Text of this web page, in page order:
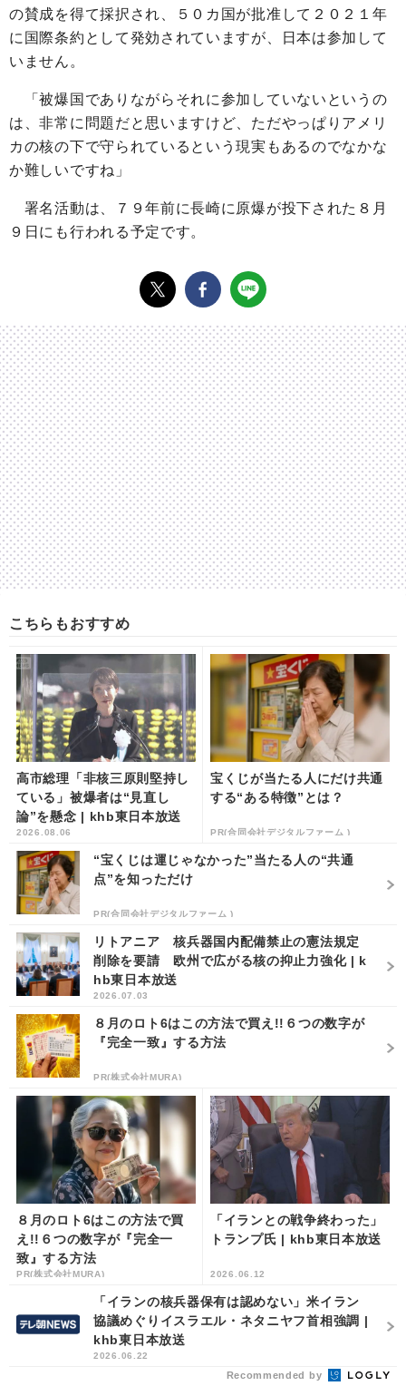
の賛成を得て採択され、５０カ国が批准して２０２１年
に国際条約として発効されていますが、日本は参加して
いません。
「被爆国でありながらそれに参加していないというの
は、非常に問題だと思いますけど、ただやっぱりアメリ
カの核の下で守られているという現実もあるのでなかな
か難しいですね」
署名活動は、７９年前に長崎に原爆が投下された８月
９日にも行われる予定です。
こちらもおすすめ
高市総理「非核三原則堅持し
ている」被爆者は“見直し
論”を懸念 | khb東日本放送
2026.08.06
宝くじが当たる人にだけ共通
する“ある特徴”とは？
PR(合同会社デジタルファーム )
“宝くじは運じゃなかった”当たる人の“共通
点”を知っただけ
PR(合同会社デジタルファーム )
リトアニア 核兵器国内配備禁止の憲法規定
削除を要請 欧州で広がる核の抑止力強化 | k
hb東日本放送
2026.07.03
８月のロト6はこの方法で買え!!６つの数字が
『完全一致』する方法
PR(株式会社MURA)
８月のロト6はこの方法で買
え!!６つの数字が『完全一
致』する方法
PR(株式会社MURA)
「イランとの戦争終わった」
トランプ氏 | khb東日本放送
2026.06.12
「イランの核兵器保有は認めない」米イラン
協議めぐりイスラエル・ネタニヤフ首相強調 |
khb東日本放送
2026.06.22
Recommended by